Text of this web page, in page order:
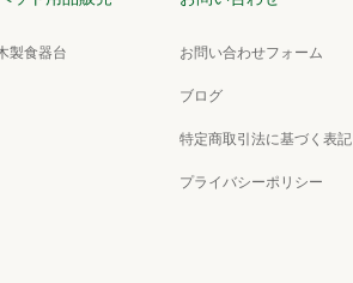
製食器台 お問い合わせフォーム
ブログ
特定商取引法に基づく表記
プライバシーポリシー